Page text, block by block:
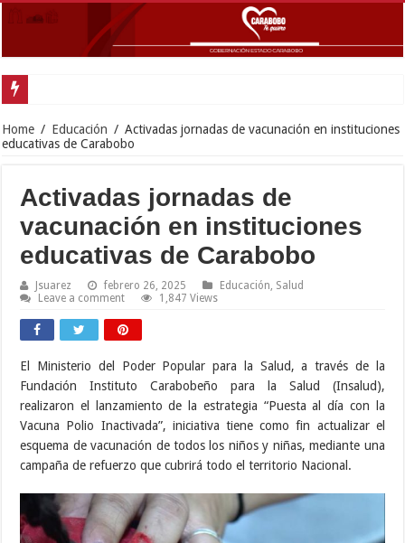
Home / Educación / Activadas jornadas de vacunación en instituciones
educativas de Carabobo
Activadas jornadas de
vacunación en instituciones
educativas de Carabobo
Jsuarez febrero 26, 2025 Educación Salud
Leave a comment
1,847 Views
El Ministerio del Poder Popular para la Salud, a través de la
Fundación Instituto Carabobeño para la Salud (Insalud),
realizaron el lanzamiento de la estrategia “Puesta al día con la
Vacuna Polio Inactivada”, iniciativa tiene como fin actualizar el
esquema de vacunación de todos los niños y niñas, mediante una
campaña de refuerzo que cubrirá todo el territorio Nacional.